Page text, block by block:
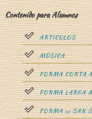
Contenido para Alumnos
ARTICULOS
MÚSICA
FORMA CORTA
FORMA LARGA
FORMADESAN